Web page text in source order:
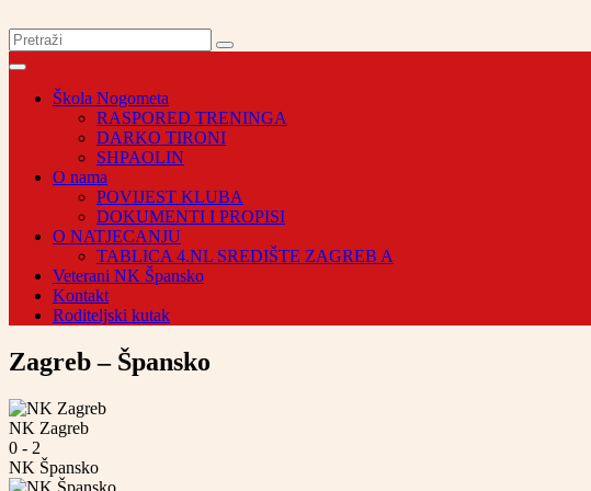
Škola Nogometa
RASPORED TRENINGA
DARKO TIRONI
SHPAOLIN
O nama
POVIJEST KLUBA
DOKUMENTI I PROPISI
O NATJECANJU
TABLICA 4.NL SREDIŠTE ZAGREB A
Veterani NK Špansko
Kontakt
Roditeljski kutak
Zagreb – Špansko
NK Zagreb
0 - 2
NK Špansko